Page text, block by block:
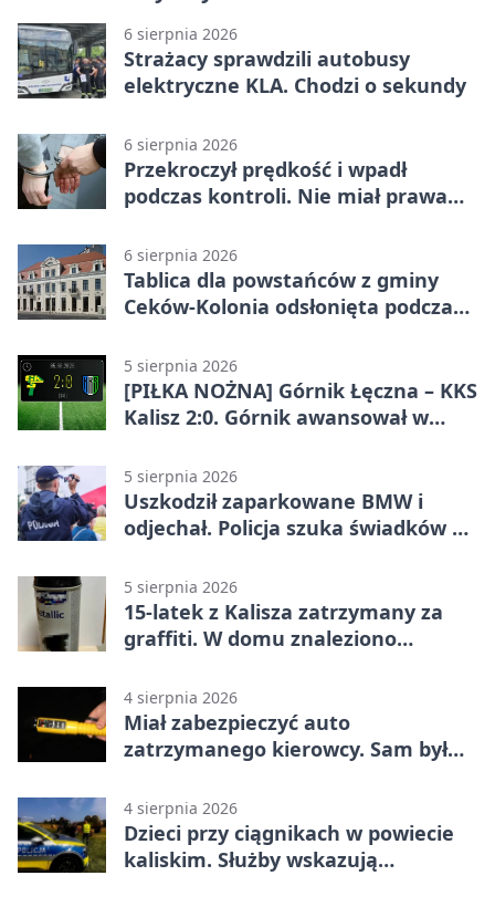
6 sierpnia 2026
Strażacy sprawdzili autobusy
elektryczne KLA. Chodzi o sekundy
6 sierpnia 2026
Przekroczył prędkość i wpadł
podczas kontroli. Nie miał prawa
6 sierpnia 2026
Tablica dla powstańców z gminy
Ceków-Kolonia odsłonięta podczas
5 sierpnia 2026
[PIŁKA NOŻNA] Górnik Łęczna – KKS
Kalisz 2:0. Górnik awansował w
5 sierpnia 2026
Uszkodził zaparkowane BMW i
odjechał. Policja szuka świadków w
5 sierpnia 2026
15-latek z Kalisza zatrzymany za
graffiti. W domu znaleziono
4 sierpnia 2026
Miał zabezpieczyć auto
zatrzymanego kierowcy. Sam był
4 sierpnia 2026
Dzieci przy ciągnikach w powiecie
kaliskim. Służby wskazują